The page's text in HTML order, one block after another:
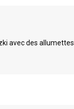
avec des allumettes.